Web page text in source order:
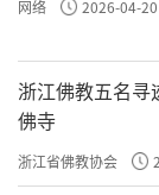
网络 2026-04-
浙江佛教五名
佛寺
浙江省佛教协会